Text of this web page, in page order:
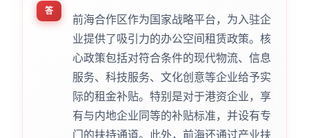
答
前海合作区作为国家战略平台，为入驻企
业提供了吸引力的办公空间租赁政策。核
心政策包括对符合条件的现代物流、信息
服务、科技服务、文化创意等企业给予实
际的租金补贴。特别是对于港资企业，享
有与内地企业同等的补贴标准，并设有专
门的扶持通道。此外，前海还通过产业扶